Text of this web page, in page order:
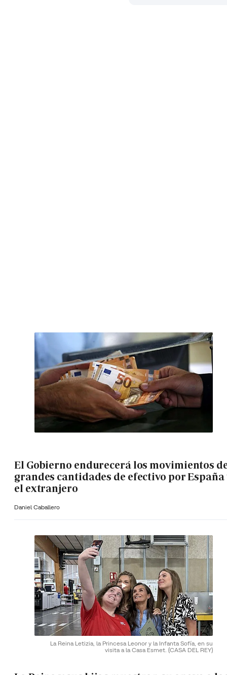
El Gobierno endurecerá los movimientos
grandes cantidades de efectivo por España
el extranjero
Daniel Caballero
La Reina Letizia, la Princesa Leonor y la Infanta Sofía, en su
visita a la Casa Esmet. (CASA DEL REY)